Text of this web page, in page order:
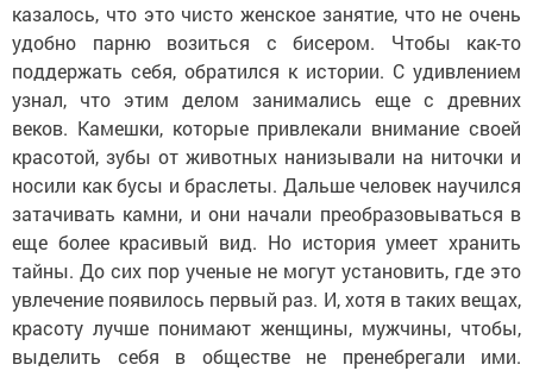
казалось, что это чисто женское занятие, что не очень
удобно парню возиться с бисером. Чтобы как-то
поддержать себя, обратился к истории. С удивлением
узнал, что этим делом занимались еще с древних
веков. Камешки, которые привлекали внимание своей
красотой, зубы от животных нанизывали на ниточки и
носили как бусы и браслеты. Дальше человек научился
затачивать камни, и они начали преобразовываться в
еще более красивый вид. Но история умеет хранить
тайны. До сих пор ученые не могут установить, где это
увлечение появилось первый раз. И, хотя в таких вещах,
красоту лучше понимают женщины, мужчины, чтобы,
выделить себя в обществе не пренебрегали ими.